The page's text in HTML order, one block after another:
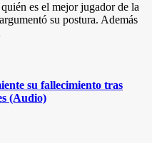
es el mejor jugador de la
su postura. Además
su fallecimiento tras
(Audio)